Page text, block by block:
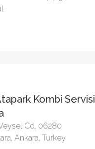
Kombi Servisi
Cd. 06280
Ankara, Turkey